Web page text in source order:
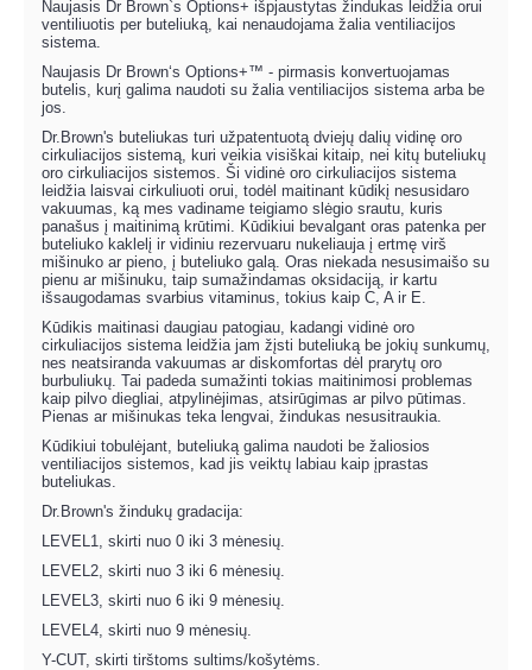
Naujasis Dr Brown`s Options+ išpjaustytas žindukas leidžia orui
ventiliuotis per buteliuką, kai nenaudojama žalia ventiliacijos
sistema.
Naujasis Dr Brown‘s Options+™ - pirmasis konvertuojamas
butelis, kurį galima naudoti su žalia ventiliacijos sistema arba be
jos.
Dr.Brown's buteliukas turi užpatentuotą dviejų dalių vidinę oro
cirkuliacijos sistemą, kuri veikia visiškai kitaip, nei kitų buteliukų
oro cirkuliacijos sistemos. Ši vidinė oro cirkuliacijos sistema
leidžia laisvai cirkuliuoti orui, todėl maitinant kūdikį nesusidaro
vakuumas, ką mes vadiname teigiamo slėgio srautu, kuris
panašus į maitinimą krūtimi. Kūdikiui bevalgant oras patenka per
buteliuko kaklelį ir vidiniu rezervuaru nukeliauja į ertmę virš
mišinuko ar pieno, į buteliuko galą. Oras niekada nesusimaišo su
pienu ar mišinuku, taip sumažindamas oksidaciją, ir kartu
išsaugodamas svarbius vitaminus, tokius kaip C, A ir E.
Kūdikis maitinasi daugiau patogiau, kadangi vidinė oro
cirkuliacijos sistema leidžia jam žįsti buteliuką be jokių sunkumų,
nes neatsiranda vakuumas ar diskomfortas dėl prarytų oro
burbuliukų. Tai padeda sumažinti tokias maitinimosi problemas
kaip pilvo diegliai, atpylinėjimas, atsirūgimas ar pilvo pūtimas.
Pienas ar mišinukas teka lengvai, žindukas nesusitraukia.
Kūdikiui tobulėjant, buteliuką galima naudoti be žaliosios
ventiliacijos sistemos, kad jis veiktų labiau kaip įprastas
buteliukas.
Dr.Brown's žindukų gradacija:
LEVEL1, skirti nuo 0 iki 3 mėnesių.
LEVEL2, skirti nuo 3 iki 6 mėnesių.
LEVEL3, skirti nuo 6 iki 9 mėnesių.
LEVEL4, skirti nuo 9 mėnesių.
Y-CUT, skirti tirštoms sultims/košytėms.